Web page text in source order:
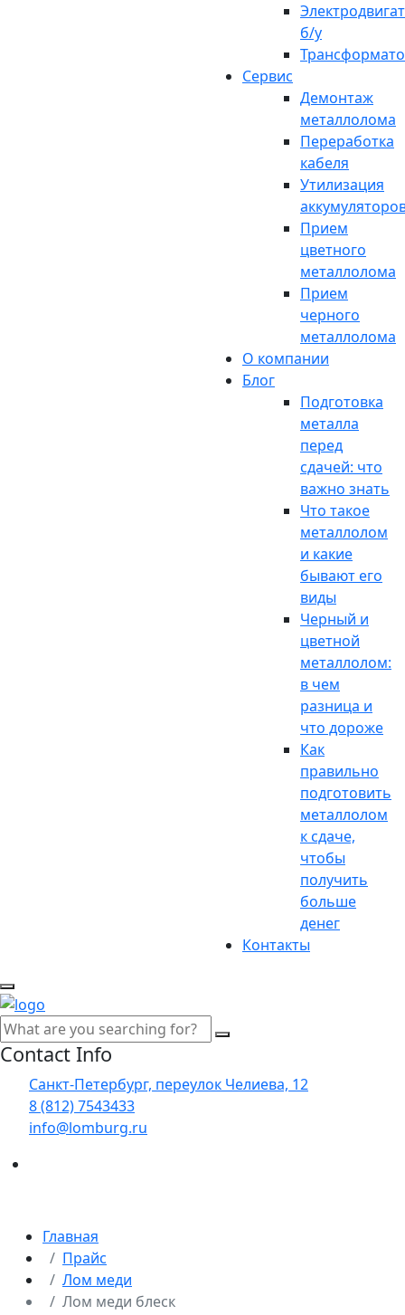
б/у
Сервис
Демонтаж
металлолома
Переработка
кабеля
Утилизация
Прием
цветного
металлолома
Прием
черного
металлолома
О компании
Блог
Подготовка
металла
перед
сдачей: что
важно знать
Что такое
металлолом
и какие
бывают его
виды
Черный и
цветной
металлолом:
в чем
разница и
что дороже
Как
правильно
подготовить
металлолом
к сдаче,
чтобы
получить
больше
денег
Контакты
Contact Info
Санкт-Петербург, переулок Челиева, 12
8 (812) 7543433
info@lomburg.ru
Главная
Прайс
Лом меди
Лом меди блеск